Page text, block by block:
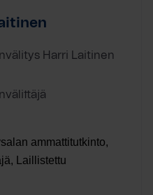
Harri Laitinen
ammattitutkinto,
Laillistettu